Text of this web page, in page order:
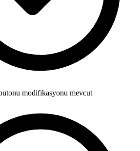
modifikasyonu mevcut